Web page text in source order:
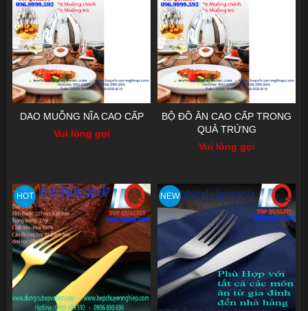
DAO MUỖNG NĨA CAO CẤP
Vui lòng gọi
BỘ ĐỒ ĂN CAO CẤP TRONG
QUẢ TRỨNG
Vui lòng gọi
HOT NEW